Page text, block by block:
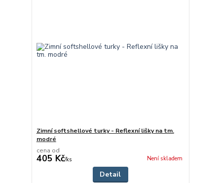
Zimní softshellové turky - Reflexní lišky na tm.
modré
cena od
405 Kč/ks Není skladem
Detail